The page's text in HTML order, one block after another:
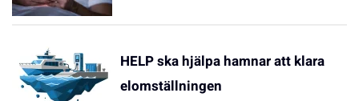
HELP ska hjälpa hamnar att klara
elomställningen